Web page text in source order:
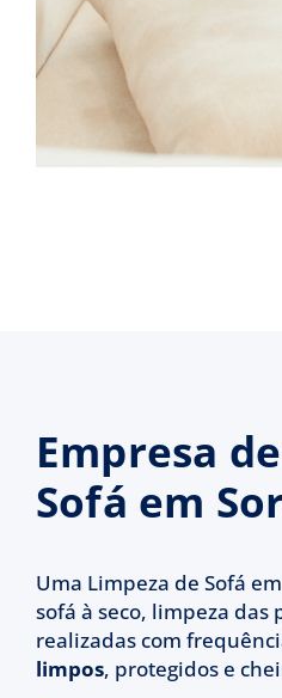
Empresa
Sofá em
Uma Limpeza de Sofá
sofá à seco, limpeza das
realizadas com
limpos, protegidos e